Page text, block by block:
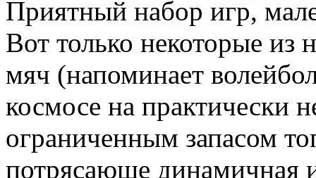
Приятный набор игр,
Вот только некоторые
мяч (напоминает
космосе на практически
ограниченным запасом
потрясающе динамичная